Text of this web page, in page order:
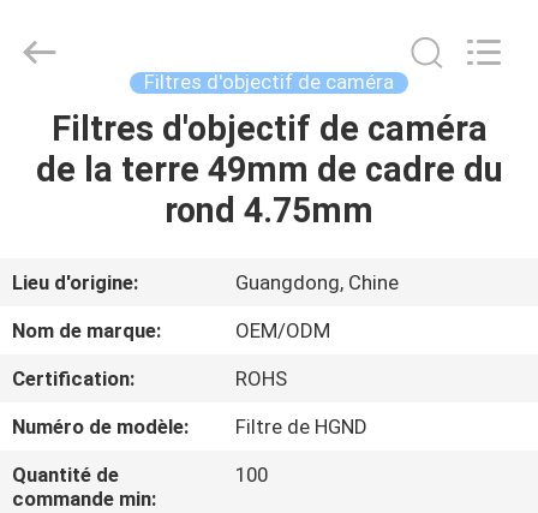
MAISON
AU
SUJET
DE
VISITE
Technology
Filtres d'objectif de caméra
Filtres d'objectif de caméra
de la terre 49mm de cadre du
rond 4.75mm
Lieu d'origine:
Guangdong, Chine
Nom de marque:
OEM/ODM
Certification:
ROHS
Numéro de modèle:
Filtre de HGND
Quantité de
commande min:
100